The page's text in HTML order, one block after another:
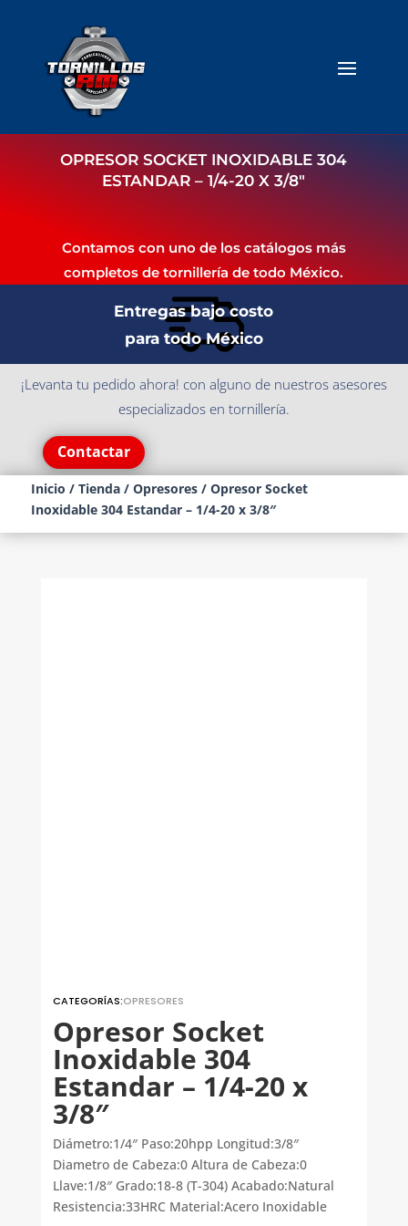
OPRESOR SOCKET INOXIDABLE 304
ESTANDAR – 1/4-20 X 3/8″
Contamos con uno de los catálogos más
completos de tornillería de todo México.
Entregas bajo costo
para todo México
¡Levanta tu pedido ahora! con alguno de nuestros asesores
especializados en tornillería.
Contactar
Inicio / Tienda/ Opresores/ Opresor Socket
Inoxidable 304 Estandar – 1/4-20 x 3/8″
CATEGORÍAS:OPRESORES
Opresor Socket
Inoxidable 304
Estandar – 1/4-20 x
3/8″
Diámetro:1/4″ Paso:20hpp Longitud:3/8″
Diametro de Cabeza:0 Altura de Cabeza:0
Llave:1/8″ Grado:18-8 (T-304) Acabado:Natural
Resistencia:33HRC Material:Acero Inoxidable